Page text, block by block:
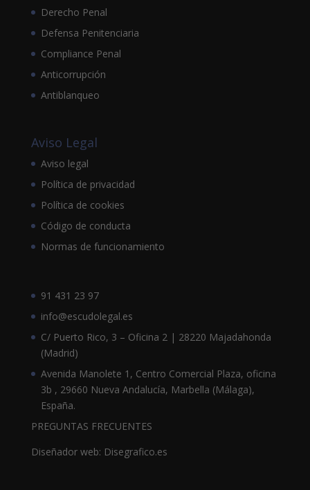
Derecho Penal
Defensa Penitenciaria
Compliance Penal
Anticorrupción
Antiblanqueo
Aviso Legal
Aviso legal
Política de privacidad
Política de cookies
Código de conducta
Normas de funcionamiento
91 431 23 97
info@escudolegal.es
C/ Puerto Rico, 3 – Oficina 2 | 28220 Majadahonda
(Madrid)
Avenida Manolete 1, Centro Comercial Plaza, oficina
3b , 29660 Nueva Andalucía, Marbella (Málaga),
España.
PREGUNTAS FRECUENTES
Diseñador web: Disegrafico.es